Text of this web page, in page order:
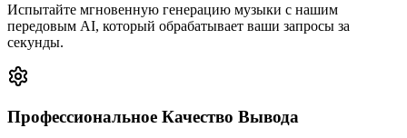
Испытайте мгновенную генерацию музыки с нашим
передовым AI, который обрабатывает ваши запросы за
секунды.
Профессиональное Качество Вывода